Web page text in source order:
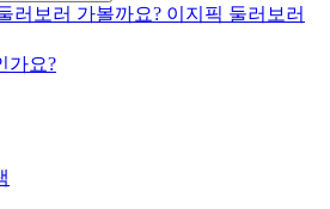
가요?